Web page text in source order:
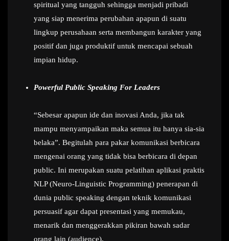
spiritual yang tangguh sehingga menjadi pribadi
yang siap menerima perubahan apapun di suatu
lingkup perusahaan serta membangun karakter yang
positif dan juga produktif untuk mencapai sebuah
impian hidup.
Powerful Public Speaking For Leaders
“Sebesar apapun ide dan inovasi Anda, jika tak
mampu menyampaikan maka semua itu hanya sia-sia
belaka”. Begitulah para pakar komunikasi berbicara
mengenai orang yang tidak bisa berbicara di depan
public. Ini merupakan suatu pelatihan aplikasi praktis
NLP (Neuro-Linguistic Programming) penerapan di
dunia public speaking dengan teknik komunikasi
persuasif agar dapat presentasi yang memukau,
menarik dan menggerakkan pikiran bawah sadar
orang lain (audience).